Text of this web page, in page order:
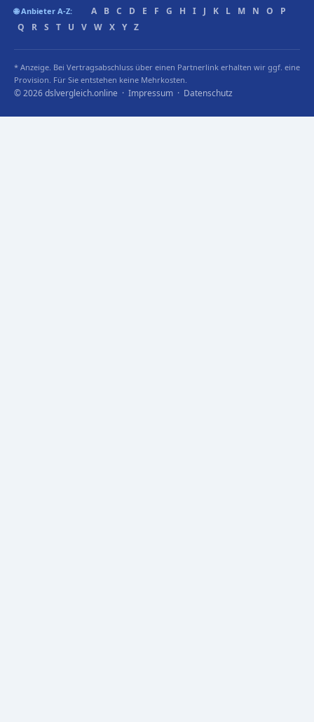
🌐 Anbieter A-Z: A B C D E F G H I J K L M N O
P
Q
R S T U V W X Y Z
* Anzeige. Bei Vertragsabschluss über einen Partnerlink erhalten wir ggf. eine
Provision. Für Sie entstehen keine Mehrkosten.
© 2026 dslvergleich.online · Impressum · Datenschutz